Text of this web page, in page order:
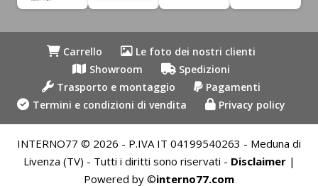
Carrello
Le foto dei nostri clienti
Showroom
Spedizioni
Trasporto e montaggio
Pagamenti
Termini e condizioni di vendita
Privacy policy
INTERNO77 © 2026 - P.IVA IT 04199540263 - Meduna di
Livenza (TV) - Tutti i diritti sono riservati - Disclaimer|
Powered by ©interno77.com